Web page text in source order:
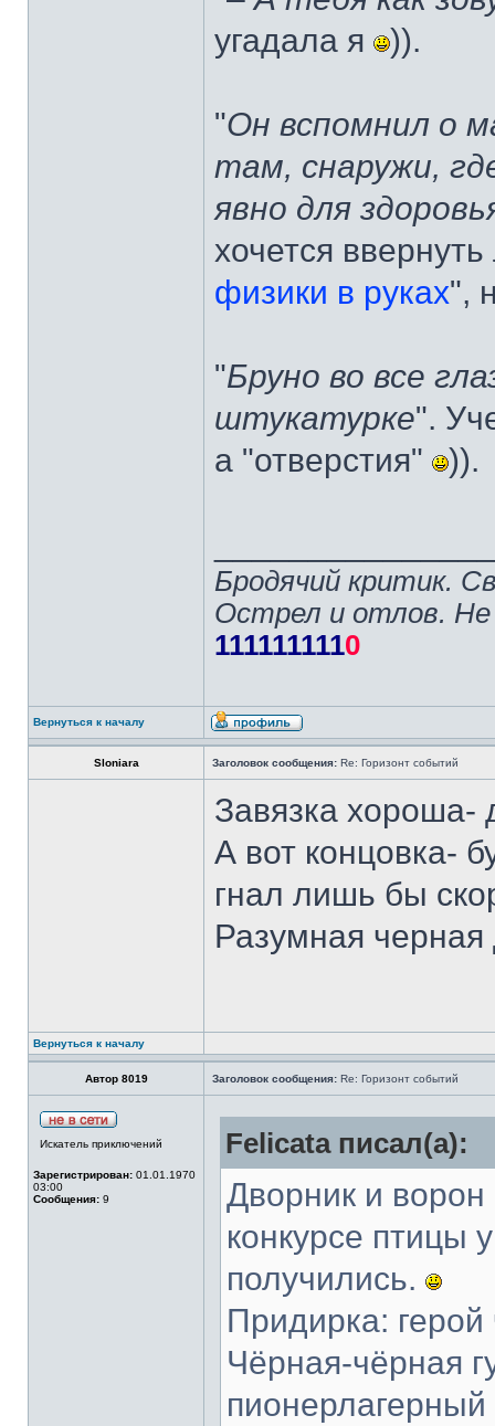
угадала я
)).
"Он вспомнил о
там, снаружи,
явно для
хочется
физики в руках",
"Бруно во все
штукатурке".
а "отверстия"
)).
Бродячий критик.
Острел и отлов. Не
1111111110
Вернуться к началу
Sloniara Заголовок сообщения: Re: Горизонт событий
Завязка хороша-
А вот концовка-
гнал лишь бы
Разумная
Вернуться к началу
Автор 8019 Заголовок сообщения: Re: Горизонт событий
Искатель приключений
Зарегистрирован: 01.01.1970
03:00
Сообщения: 9
Felicata писал(а):
Дворник и ворон
конкурсе птицы
получились.
Придирка:
Чёрная-чёрная